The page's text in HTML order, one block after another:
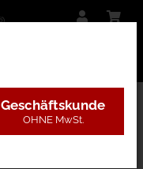
Geschäftskunde
OHNE MwSt.